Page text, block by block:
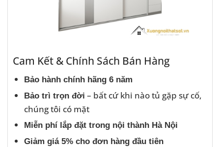
Cam Kết & Chính Sách Bán Hàng
Bảo hành chính hãng 6 năm
Bảo trì trọn đời – bất cứ khi nào tủ gặp sự cố,
chúng tôi có mặt
Miễn phí lắp đặt trong nội thành Hà Nội
Giảm giá 5% cho đơn hàng đầu tiên